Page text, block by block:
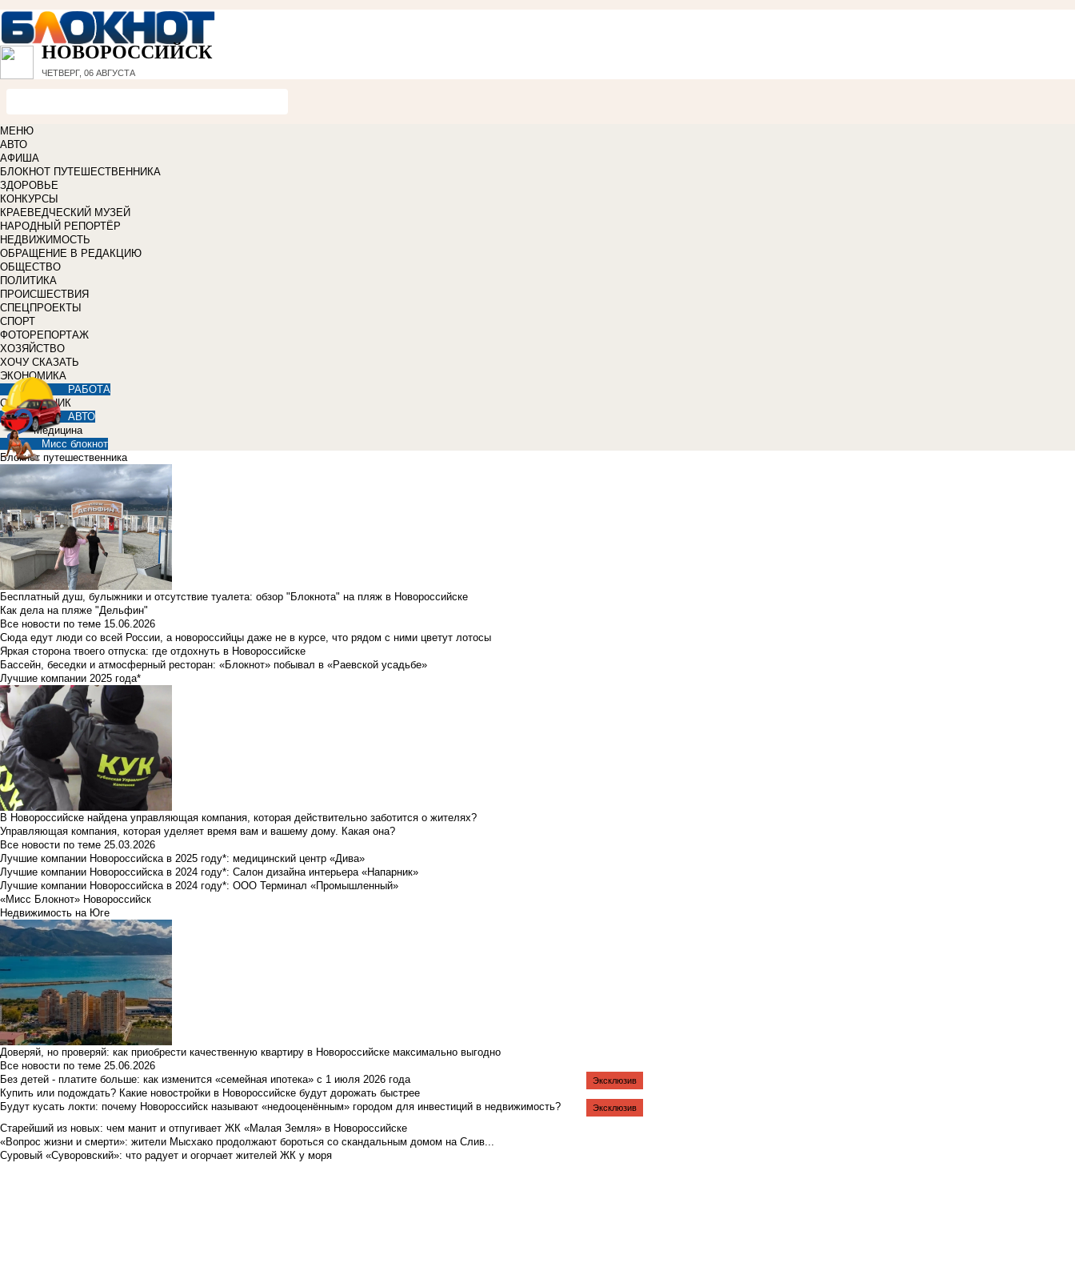
НОВОРОССИЙСК
ЧЕТВЕРГ, 06 АВГУСТА
МЕНЮ
АВТО
АФИША
БЛОКНОТ ПУТЕШЕСТВЕННИКА
ЗДОРОВЬЕ
КОНКУРСЫ
КРАЕВЕДЧЕСКИЙ МУЗЕЙ
НАРОДНЫЙ РЕПОРТЁР
НЕДВИЖИМОСТЬ
ОБРАЩЕНИЕ В РЕДАКЦИЮ
ОБЩЕСТВО
ПОЛИТИКА
ПРОИСШЕСТВИЯ
СПЕЦПРОЕКТЫ
СПОРТ
ФОТОРЕПОРТАЖ
ХОЗЯЙСТВО
ХОЧУ СКАЗАТЬ
ЭКОНОМИКА
РАБОТА
СПРАВОЧНИК
АВТО
Медицина
Мисс блокнот
Блокнот путешественника
Бесплатный душ, булыжники и отсутствие туалета: обзор "Блокнота" на пляж в Новороссийске
Как дела на пляже "Дельфин"
Все новости по теме 15.06.2026
Сюда едут люди со всей России, а новороссийцы даже не в курсе, что рядом с ними цветут лотосы
Яркая сторона твоего отпуска: где отдохнуть в Новороссийске
Бассейн, беседки и атмосферный ресторан: «Блокнот» побывал в «Раевской усадьбе»
Лучшие компании 2025 года*
В Новороссийске найдена управляющая компания, которая действительно заботится о жителях?
Управляющая компания, которая уделяет время вам и вашему дому. Какая она?
Все новости по теме 25.03.2026
Лучшие компании Новороссийска в 2025 году*: медицинский центр «Дива»
Лучшие компании Новороссийска в 2024 году*: Салон дизайна интерьера «Напарник»
Лучшие компании Новороссийска в 2024 году*: ООО Терминал «Промышленный»
«Мисс Блокнот» Новороссийск
Недвижимость на Юге
Доверяй, но проверяй: как приобрести качественную квартиру в Новороссийске максимально выгодно
Все новости по теме 25.06.2026
Без детей - платите больше: как изменится «семейная ипотека» с 1 июля 2026 года
Купить или подождать? Какие новостройки в Новороссийске будут дорожать быстрее
Будут кусать локти: почему Новороссийск называют «недооценённым» городом для инвестиций в недвижимость?
Старейший из новых: чем манит и отпугивает ЖК «Малая Земля» в Новороссийске
Эксклюзив
«Вопрос жизни и смерти»: жители Мысхако продолжают бороться со скандальным домом на Слив...
Суровый «Суворовский»: что радует и огорчает жителей ЖК у моря
Эксклюзив